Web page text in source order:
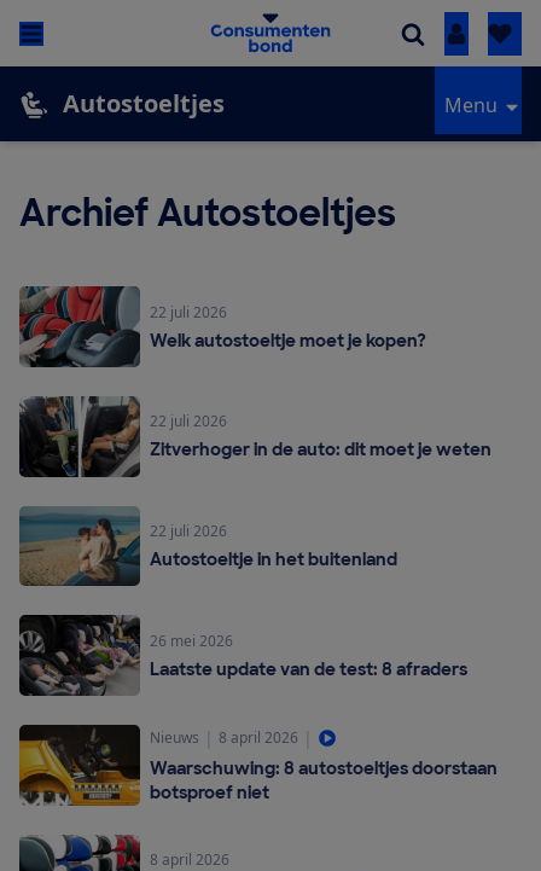
Inloggen
Autostoeltjes Menu
Archief Autostoeltjes
22 juli 2026
Welk autostoeltje moet je kopen?
22 juli 2026
Zitverhoger in de auto: dit moet je weten
22 juli 2026
Autostoeltje in het buitenland
26 mei 2026
Laatste update van de test: 8 afraders
Nieuws 8 april 2026
Waarschuwing: 8 autostoeltjes doorstaan
botsproef niet
8 april 2026